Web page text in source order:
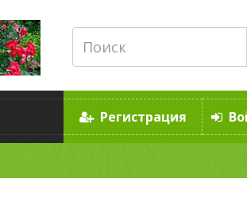
Регистрация